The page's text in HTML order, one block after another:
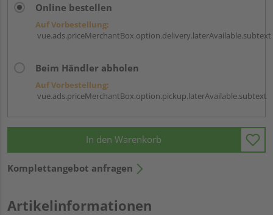
Online bestellen
Auf Vorbestellung:
vue.ads.priceMerchantBox.option.delivery.laterAvailable.subtext
Beim Händler abholen
Auf Vorbestellung:
vue.ads.priceMerchantBox.option.pickup.laterAvailable.subtext
In den Warenkorb
Komplettangebot anfragen
Artikelinformationen